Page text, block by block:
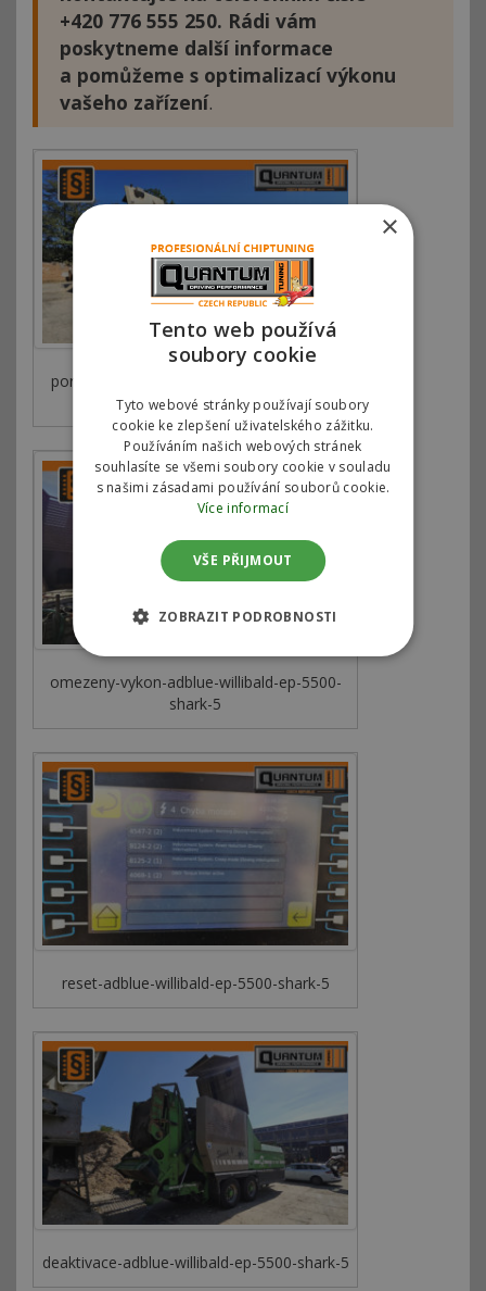
+420 776 555 250. Rádi vám
poskytneme další informace
a pomůžeme s optimalizací výkonu
vašeho zařízení.
porucha-adblue-adblue-willibald-ep-5500-
shark-5
omezeny-vykon-adblue-willibald-ep-5500-
shark-5
reset-adblue-willibald-ep-5500-shark-5
deaktivace-adblue-willibald-ep-5500-shark-5
×
Tento web používá
soubory cookie
Tyto webové stránky používají soubory
cookie ke zlepšení uživatelského zážitku.
Používáním našich webových stránek
souhlasíte se všemi soubory cookie v souladu
s našimi zásadami používání souborů cookie.
Více informací
VŠE PŘIJMOUT
ZOBRAZIT PODROBNOSTI